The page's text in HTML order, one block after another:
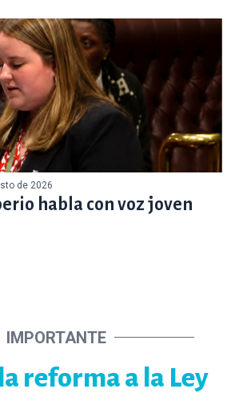
de 2026
habla con voz joven
IMPORTANTE
reforma a la Ley